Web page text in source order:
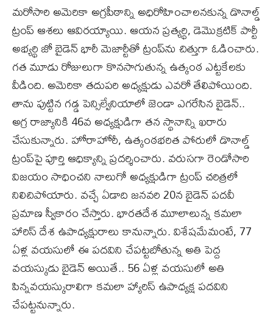
మరోసారి అమెరికా అగ్రపీఠాన్ని అధిరోహించాలనకున్న డొనాల్డ్‌
ట్రంప్‌ ఆశలు ఆవిరయ్యాయి. ఆయన ప్రత్యర్థి, డెమొక్రటిక్‌ పార్టీ
అభ్యర్థి జో బైడెన్‌ భారీ మెజార్టీతో ట్రంప్‌ను చిత్తుగా ఓడించారు.
గత మూడు రోజులుగా కొనసాగుతున్న ఉత్కంఠ ఎట్టకేలకు
వీడింది. అమెరికా తదుపరి అధ్యక్షుడు ఎవరో తేలిపోయింది.
తాను పుట్టిన గడ్డ పెన్సిల్వేనియాలో జెండా ఎగరేసిన బైడెన్‌..
అగ్ర రాజ్యానికి 46వ అధ్యక్షుడిగా తన స్థానాన్ని ఖరారు
చేసుకున్నారు. హోరాహోరీ, ఉత్కంఠభరిత పోరులో డొనాల్డ్‌
ట్రంప్‌పై పూర్తి ఆధిక్యాన్ని ప్రదర్శించారు. వరుసగా రెండోసారి
విజయం సాధించని నాలుగో అధ్యక్షుడిగా ట్రంప్‌ చరిత్రలో
నిలిచిపోయారు. వచ్చే ఏడాది జనవరి 20న బైడెన్‌ పదవీ
ప్రమాణ స్వీకారం చేస్తారు. భారతదేశ మూలాలున్న కమలా
హారిస్‌ దేశ ఉపాధ్యక్షురాలు కానున్నారు. విశేషమేమంటే, 77
ఏళ్ల వయసులో ఈ పదవిని చేపట్టబోతున్న అతి పెద్ద
వయస్కుడు బైడెన్‌ అయితే.. 56 ఏళ్ల వయసులో అతి
పిన్నవయస్కురాలిగా కమలా హ్యారిస్‌ ఉపాధ్యక్ష పదవిని
చేపట్టనున్నారు.